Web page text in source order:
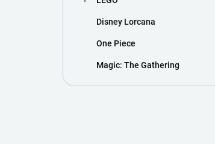
Disney Lorcana
One Piece
Magic: The Gathering